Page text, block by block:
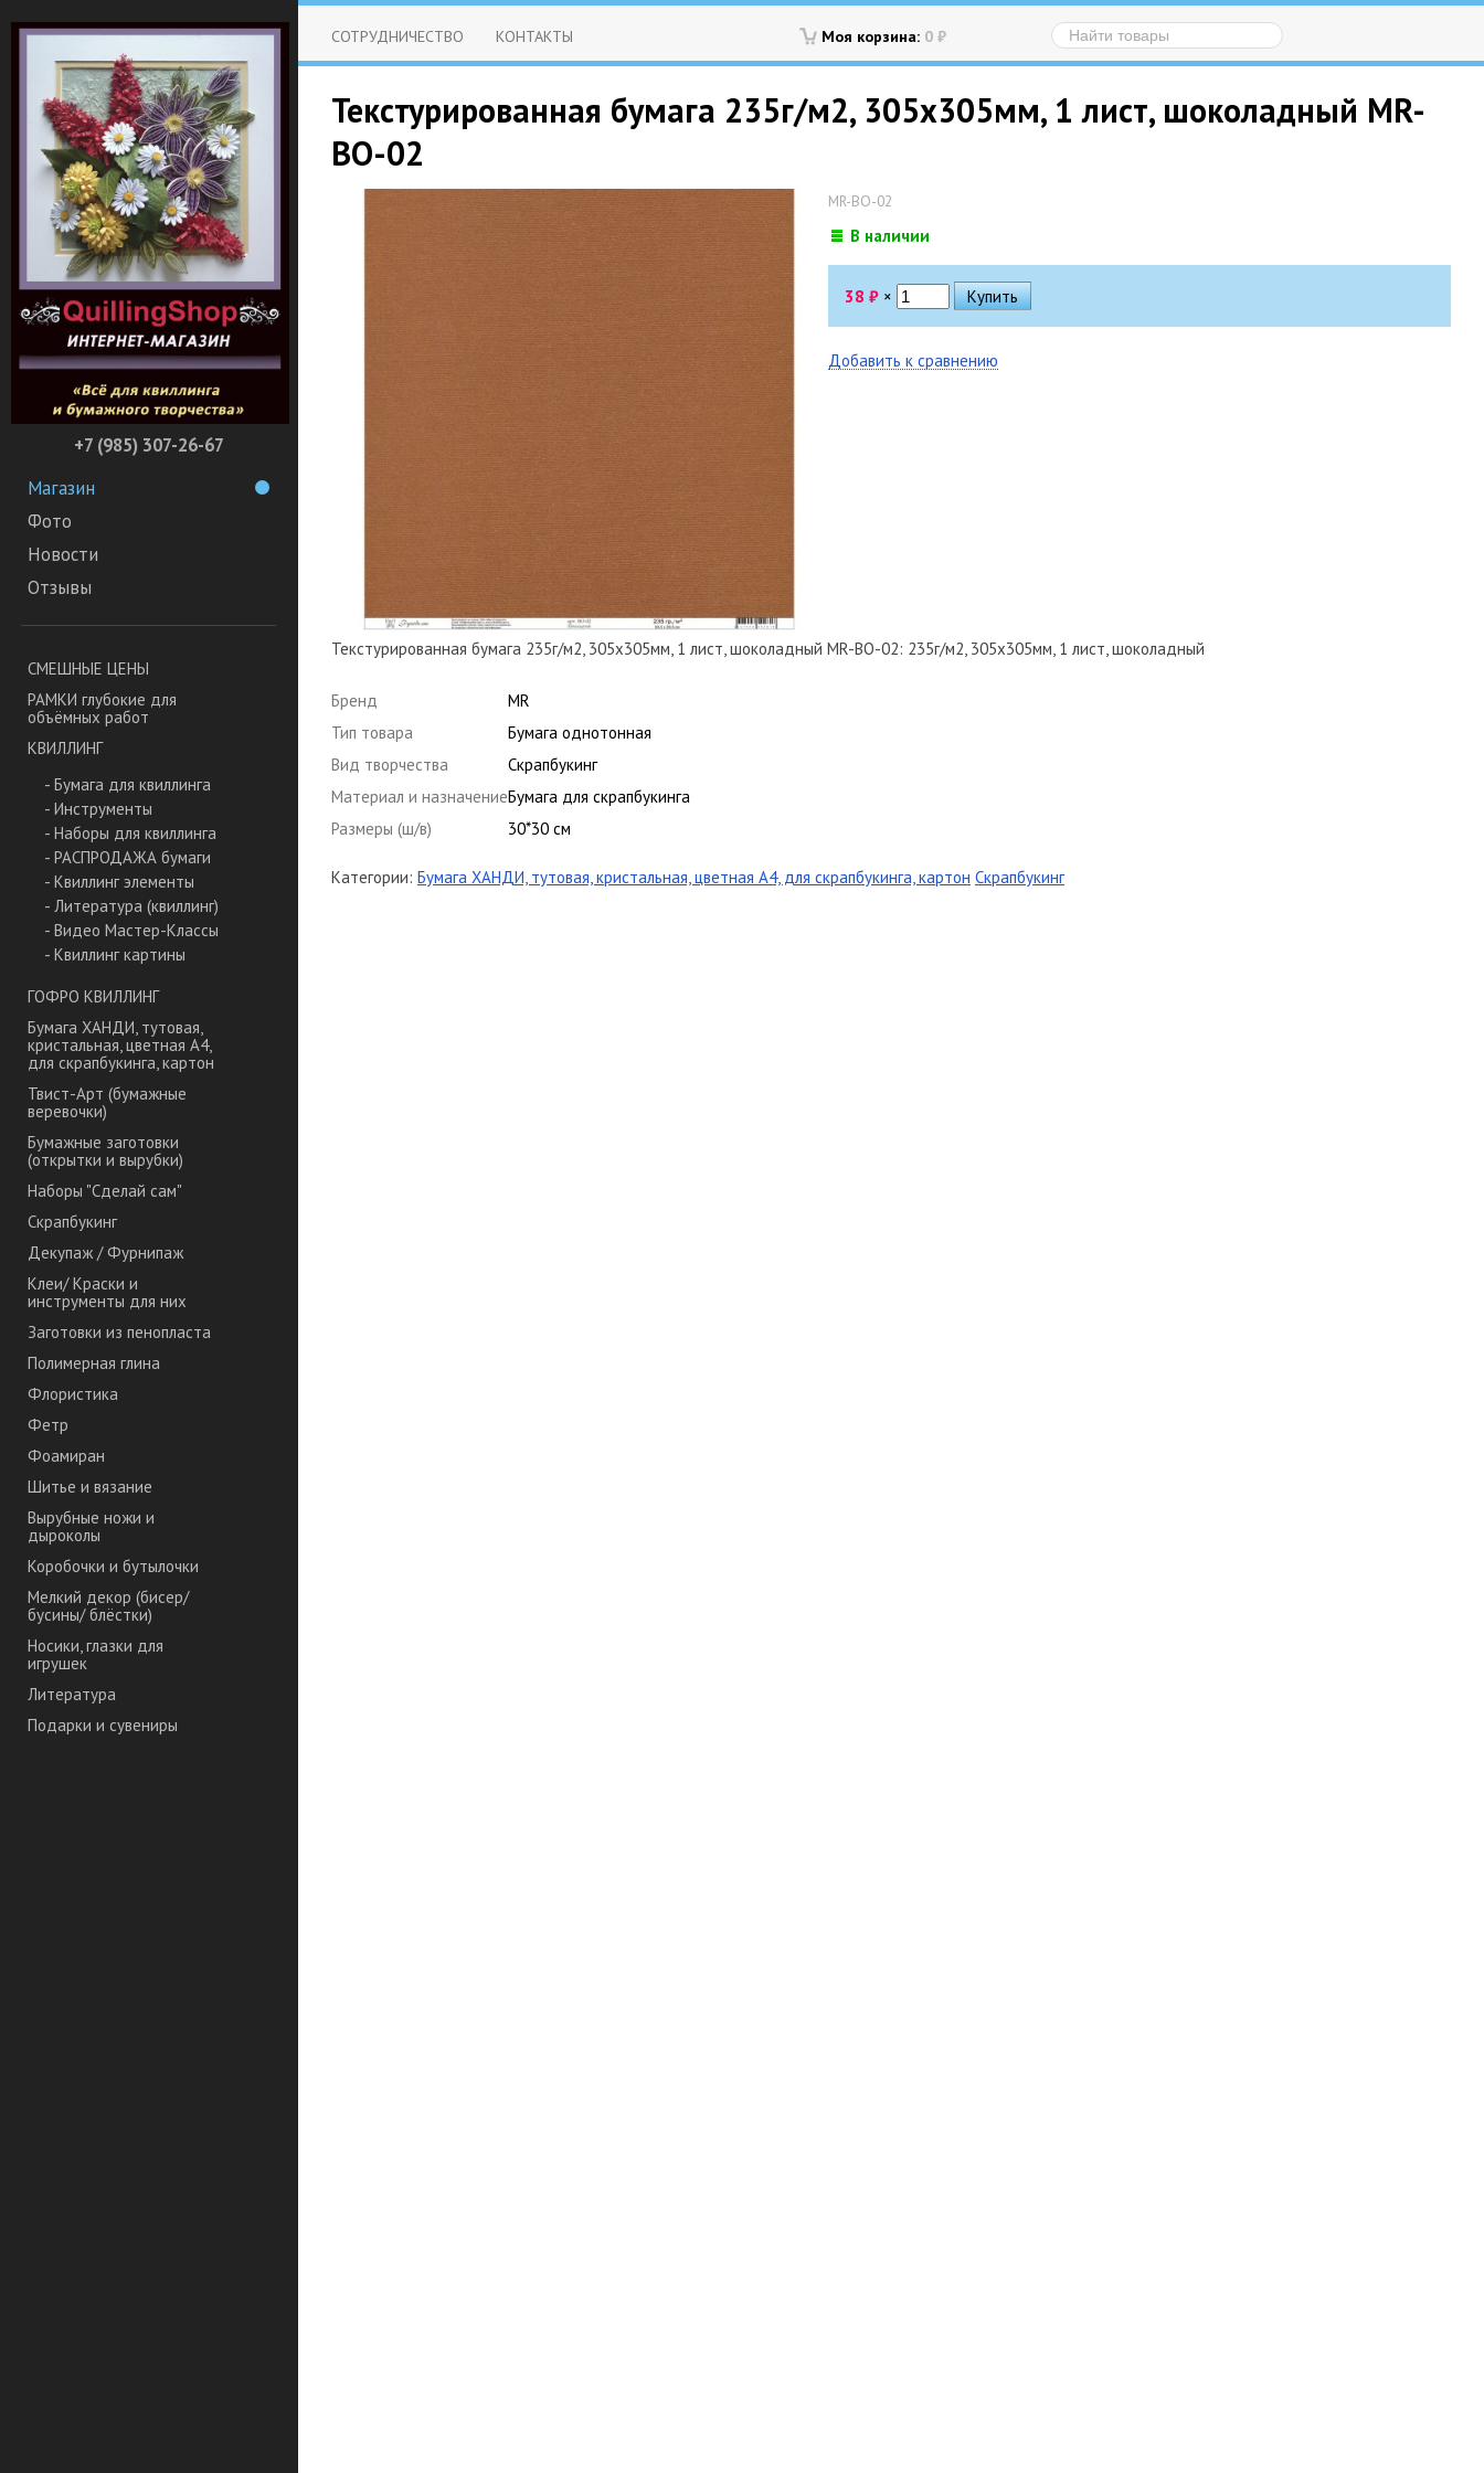
+7 (985) 307-26-67
Магазин
Фото
Новости
Отзывы
СМЕШНЫЕ ЦЕНЫ
РАМКИ глубокие для
объёмных работ
КВИЛЛИНГ
- Бумага для квиллинга
- Инструменты
- Наборы для квиллинга
- РАСПРОДАЖА бумаги
- Квиллинг элементы
- Литература (квиллинг)
- Видео Мастер-Классы
- Квиллинг картины
ГОФРО КВИЛЛИНГ
Бумага ХАНДИ, тутовая,
кристальная, цветная А4,
для скрапбукинга, картон
Твист-Арт (бумажные
веревочки)
Бумажные заготовки
(открытки и вырубки)
Наборы "Сделай сам"
Скрапбукинг
Декупаж / Фурнипаж
Клеи/ Краски и
инструменты для них
Заготовки из пенопласта
Полимерная глина
Флористика
Фетр
Фоамиран
Шитье и вязание
Вырубные ножи и
дыроколы
Коробочки и бутылочки
Мелкий декор (бисер/
бусины/ блёстки)
Носики, глазки для
игрушек
Литература
Подарки и сувениры
Моя корзина: 0 ₽
СОТРУДНИЧЕСТВО КОНТАКТЫ
Текстурированная бумага 235г/м2, 305х305мм, 1 лист, шоколадный MR-
BO-02
MR-BO-02
В наличии
38 ₽ ×
Добавить к сравнению
Текстурированная бумага 235г/м2, 305х305мм, 1 лист, шоколадный MR-BO-02: 235г/м2, 305х305мм, 1 лист, шоколадный
Бренд
MR
Тип товара
Бумага однотонная
Вид творчества
Скрапбукинг
Материал и назначениеБумага для скрапбукинга
Размеры (ш/в)
30*30 см
Категории: Бумага ХАНДИ, тутовая, кристальная, цветная А4, для скрапбукинга, картон Скрапбукинг